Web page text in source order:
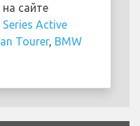
сайте
Series Active
Tourer, BMW